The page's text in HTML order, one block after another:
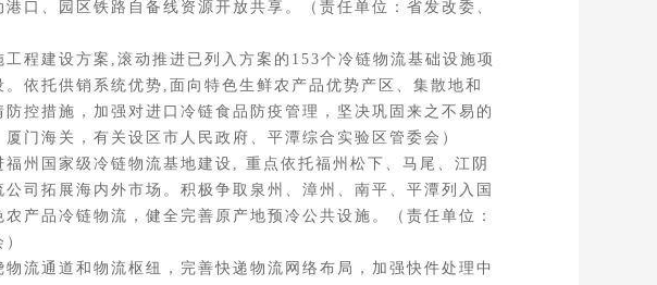
口、园区铁路自备线资源开放共享。（责任单位：省发改委、
建设方案,滚动推进已列入方案的153个冷链物流基础设施项
依托供销系统优势,面向特色生鲜农产品优势产区、集散地和
控措施，加强对进口冷链食品防疫管理，坚决巩固来之不易的
门海关，有关设区市人民政府、平潭综合实验区管委会）
国家级冷链物流基地建设, 重点依托福州松下、马尾、江阴
司拓展海内外市场。积极争取泉州、漳州、南平、平潭列入国
产品冷链物流，健全完善原产地预冷公共设施。（责任单位：
通道和物流枢纽，完善快递物流网络布局，加强快件处理中